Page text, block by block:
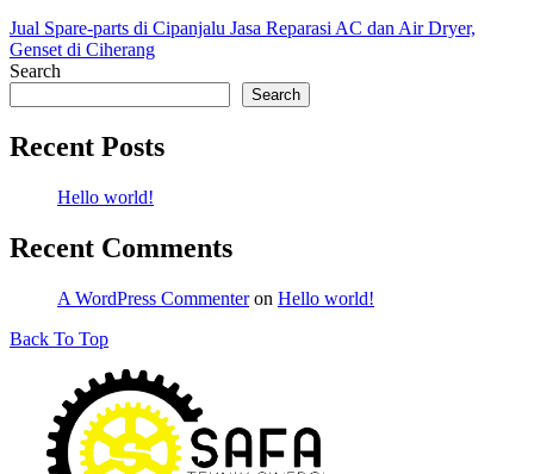
Jual Spare-parts di Cipanjalu Jasa Reparasi AC dan Air Dryer,
Genset di Ciherang
Search
Search
Recent Posts
Hello world!
Recent Comments
A WordPress Commenteron Hello world!
Back To Top